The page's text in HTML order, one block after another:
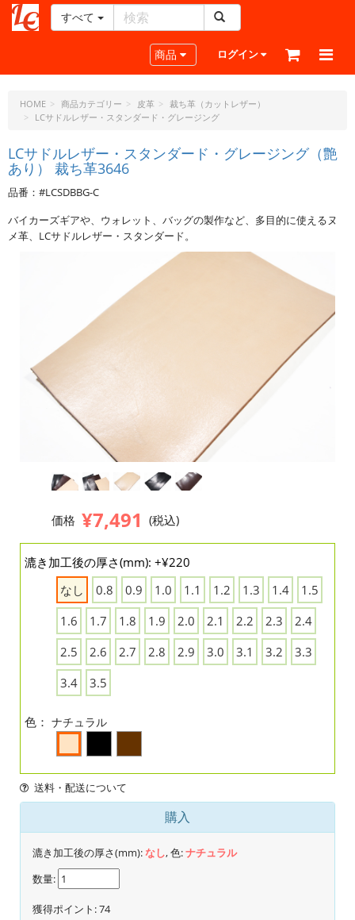
ー
ラ
フ
ド
ッ
ト・
ェ
ー
すべて
Toggle navigation
商品 ログイン
HOME 商品カテゴリー 皮革
裁ち革（カットレザー）
LCサドルレザー・スタンダード・グレージング
LCサドルレザー・スタンダード・グレージング（艶
あり） 裁ち革3646
品番：#LCSDBBG-C
バイカーズギアや、ウォレット、バッグの製作など、多目的に使えるヌ
メ革、LCサドルレザー・スタンダード。
価格 ¥7,491 (税込)
漉き加工後の厚さ(mm): +¥220
なし
0.8 0.9 1.0 1.1 1.2 1.3 1.4
1.5
1.6
1.7 1.8 1.9 2.0 2.1 2.2 2.3
2.4
2.5
2.6 2.7 2.8 2.9 3.0 3.1 3.2
3.3
3.4
3.5
色： ナチュラル
送料・配送について
購入
漉き加工後の厚さ(mm):なし, 色:ナチュラル
数量:
獲得ポイント:74